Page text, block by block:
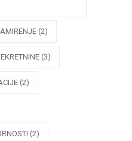
(2)
(3)
(2)
(2)